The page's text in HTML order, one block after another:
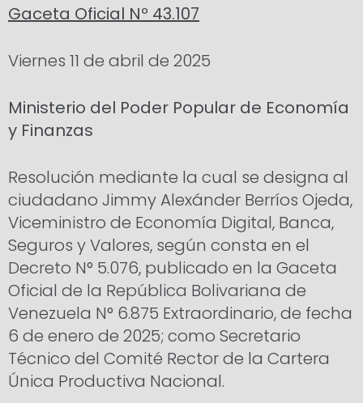
Gaceta Oficial Nº 43.107
Viernes 11 de abril de 2025
Ministerio del Poder Popular de Economía
y Finanzas
Resolución mediante la cual se designa al
ciudadano Jimmy Alexánder Berríos Ojeda,
Viceministro de Economía Digital, Banca,
Seguros y Valores, según consta en el
Decreto N° 5.076, publicado en la Gaceta
Oficial de la República Bolivariana de
Venezuela N° 6.875 Extraordinario, de fecha
6 de enero de 2025; como Secretario
Técnico del Comité Rector de la Cartera
Única Productiva Nacional.